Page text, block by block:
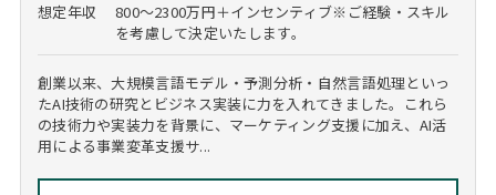
想定年収
800～2300万円＋インセンティブ※ご経験・スキル
を考慮して決定いたします。
創業以来、大規模言語モデル・予測分析・自然言語処理といっ
たAI技術の研究とビジネス実装に力を入れてきました。これら
の技術力や実装力を背景に、マーケティング支援に加え、AI活
用による事業変革支援サ...